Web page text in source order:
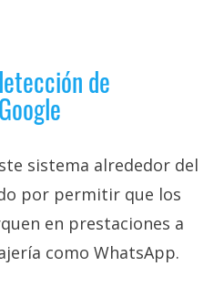
de
sistema alrededor del
por permitir que los
en prestaciones a
como WhatsApp.